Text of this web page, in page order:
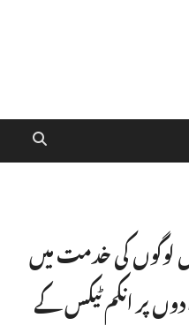
لوگوں کی خدمت میں
پر انکم ٹیکس کے